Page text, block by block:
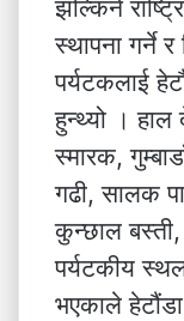
झल्किने
स्थापना गर्ने
पर्यटकलाई
हुन्थ्यो ।
स्मारक,
गढी, सालक
कुन्छाल बस्ती,
पर्यटकीय
भएकाले